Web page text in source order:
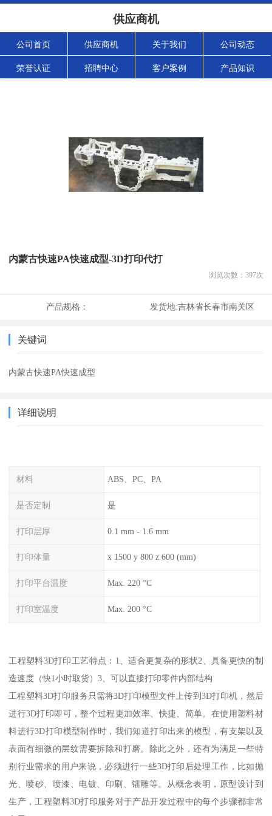
供应商机
公司首页 供应商机 关于我们 公司动态
荣誉认证 招聘中心 客户案例 产品知识
内蒙古快速PA快速成型-3D打印代打
浏览次数： 397次
产品规格： 发货地:吉林省长春市南关区
关键词
内蒙古快速PA快速成型
详细说明
材料 ABS、PC、PA
是否定制 是
打印层厚 0.1 mm - 1.6 mm
打印体量 x 1500 y 800 z 600 (mm)
打印平台温度 Max. 220 °C
打印室温度 Max. 200 °C
工程塑料3D打印工艺特点：1、适合更复杂的形状2、具备更快的制
造速度（快1小时取货）3、可以直接打印零件内部结构
工程塑料3D打印服务只需将3D打印模型文件上传到3D打印机，然后
进行3D打印即可，整个过程更加效率、快捷、简单。在使用塑料材
料进行3D打印模型制作时，我们知道打印出来的模型，有支架以及
表面有细微的层纹需要拆除和打磨。除此之外，还有为满足一些特
别行业需求的用户来说，必须进行一些3D打印后处理工作，比如抛
光、喷砂、喷漆、电镀、印刷、镭雕等。从概念表明，原型设计到
生产，工程塑料3D打印服务对于产品开发过程中的每个步骤都非常